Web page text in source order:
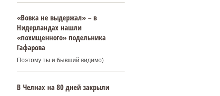
«Вовка не выдержал» – в
Нидерландах нашли
«похищенного» подельника
Гафарова
Поэтому ты и бывший видимо)
В Челнах на 80 дней закрыли